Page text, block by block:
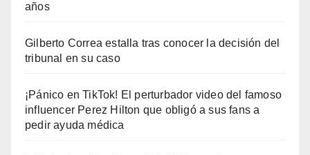
años
Gilberto Correa estalla tras conocer la decisión del
tribunal en su caso
¡Pánico en TikTok! El perturbador video del famoso
influencer Perez Hilton que obligó a sus fans a
pedir ayuda médica